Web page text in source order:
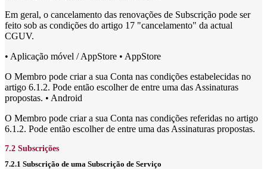
Em geral, o cancelamento das renovações de Subscrição pode ser
feito sob as condições do artigo 17 "cancelamento" da actual
CGUV.
• Aplicação móvel / AppStore • AppStore
O Membro pode criar a sua Conta nas condições estabelecidas no
artigo 6.1.2. Pode então escolher de entre uma das Assinaturas
propostas. • Android
O Membro pode criar a sua Conta nas condições referidas no artigo
6.1.2. Pode então escolher de entre uma das Assinaturas propostas.
7.2 Subscrições
7.2.1 Subscrição de uma Subscrição de Serviço